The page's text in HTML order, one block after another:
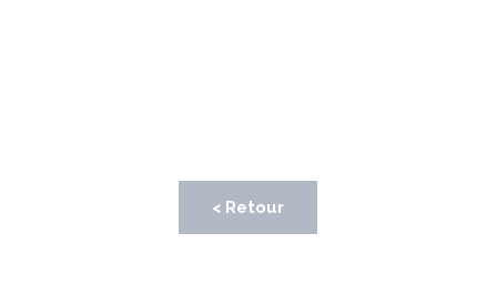
< Retour